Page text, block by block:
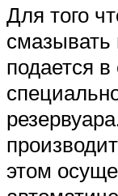
Для того
подается
этом